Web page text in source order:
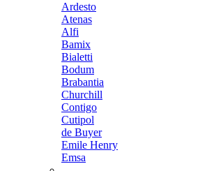
Ardesto
Atenas
Alfi
Bamix
Bialetti
Bodum
Brabantia
Churchill
Contigo
Cutipol
de Buyer
Emile Henry
Emsa